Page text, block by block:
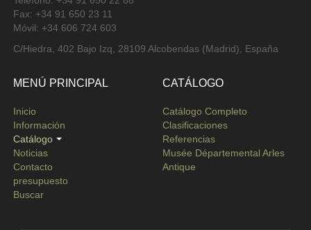
Fax: +34 91 650 23 11
Móvil: +34 606 724 603
C/Hiedra, 402 Bajo Izq, 28109 Alcobendas (Madrid), España
MENÚ PRINCIPAL
Inicio
Información
Catálogo
Noticias
Contacto
presupuesto
Buscar
CATÁLOGO
Catálogo Completo
Clasificaciones
Referencias
Musée Départemental Arles
Antique